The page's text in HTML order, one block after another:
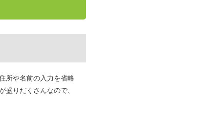
所や名前の入力を省略
盛りだくさんなので、